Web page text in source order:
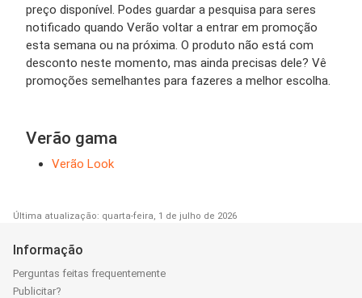
preço disponível. Podes guardar a pesquisa para seres
notificado quando Verão voltar a entrar em promoção
esta semana ou na próxima. O produto não está com
desconto neste momento, mas ainda precisas dele? Vê
promoções semelhantes para fazeres a melhor escolha.
Verão gama
Verão Look
Última atualização: quarta-feira, 1 de julho de 2026
Informação
Perguntas feitas frequentemente
Publicitar?